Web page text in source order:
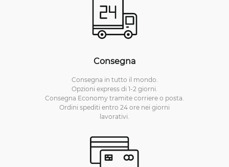
Consegna
Consegna in tutto il mondo.
Opzioni express di 1-2 giorni.
Consegna Economy tramite corriere o posta.
Ordini spediti entro 24 ore nei giorni
lavorativi.